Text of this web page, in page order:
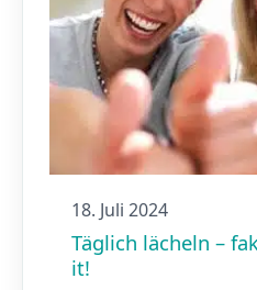
18. Juli 2024
Täglich lächeln –
it!